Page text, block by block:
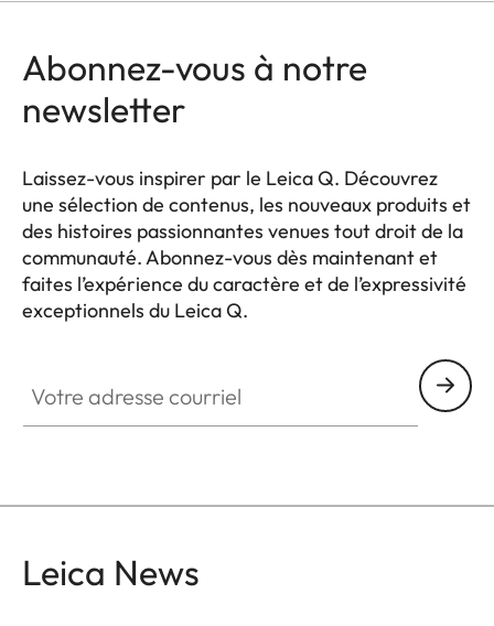
Abonnez-vous à notre
newsletter
Laissez-vous inspirer par le Leica Q. Découvrez
une sélection de contenus, les nouveaux produits et
des histoires passionnantes venues tout droit de la
communauté. Abonnez-vous dès maintenant et
faites l’expérience du caractère et de l’expressivité
exceptionnels du Leica Q.
Leica News